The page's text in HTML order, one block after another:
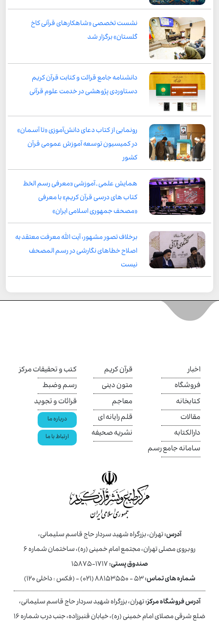
نشست تخصصی «شاهکارهای قرآنی کاخ
گلستان» برگزار شد
دانشنامه جامع قرائت و کتابت قرآن کریم
دستاوردی پژوهشی در خدمت علوم قرآنی
رونمایی از کتاب دعای دانش‌آموزی «تا آسمان»
در کمیسیون توسعه آموزش عمومی قرآن
کشور
همایش علمی ـ آموزشی «معرفی رسم الخط
کتاب های درسی قرآن کریم» با معرفی
«مصحف جمهوری اسلامی ایران»
برخلاف تصور مشهور، آیت الله معرفت معتقد به
اصلاح خطاهای نگارشی در رسم المصحف
نیست
اخبار
فروشگاه
کتابخانه
مقالات
دارالکتابه
سامانه جامع رسم
قرآن کریم
متون دینی
معاجم
قلم رایانه ای
نشریه صحیفه
کتب و تحقیقات مرکز
رسم وضبط
قرائات و تجوید
درباره ما
ارتباط با ما
آدرس:تهران، بزرگراه شهید سردار حاج قاسم سلیمانی،
روبروی مصلی تهران، مجتمع امام خمینی (ره)، ساختمان شماره ۶
صندوق پستی:۱۷۱۷-۱۵۸۷۵
شماره های تماس:۵۳ - ۸۸۱۵۳۵۵۰ (۰۲۱) - (فکس : داخلی ۱۲۰)
آدرس فروشگاه مرکز:تهران، بزرگراه شهید سردار حاج قاسم سلیمانی،
ضلع شرقی مصلای امام خمینی (ره)، خیابان قنبرزاده، جنب درب شماره ۱۶